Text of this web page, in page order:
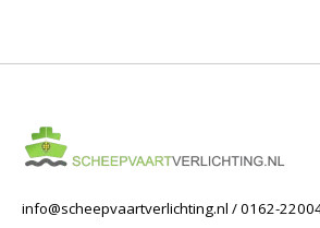
info@scheepvaartverlichting.nl / 0162-